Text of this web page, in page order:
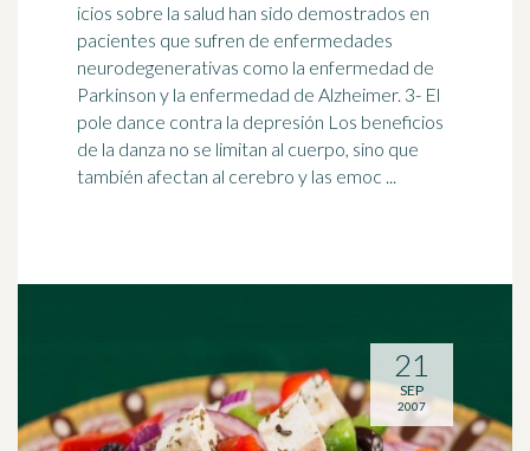
icios sobre la salud han sido demostrados en
pacientes que sufren de enfermedades
neurodegenerativas como la enfermedad de
Parkinson y la enfermedad de Alzheimer. 3- El
pole dance contra la depresión Los beneficios
de la danza no se limitan al cuerpo, sino que
también afectan al cerebro y las emoc ...
21
SEP
2007